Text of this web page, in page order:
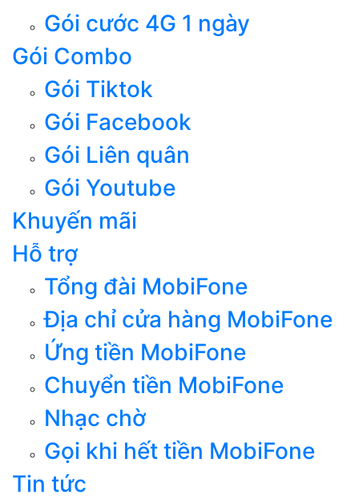
Gói cước 4G 1 ngày
Gói Combo
Gói Tiktok
Gói Facebook
Gói Liên quân
Gói Youtube
Khuyến mãi
Hỗ trợ
Tổng đài MobiFone
Địa chỉ cửa hàng MobiFone
Ứng tiền MobiFone
Chuyển tiền MobiFone
Nhạc chờ
Gọi khi hết tiền MobiFone
Tin tức